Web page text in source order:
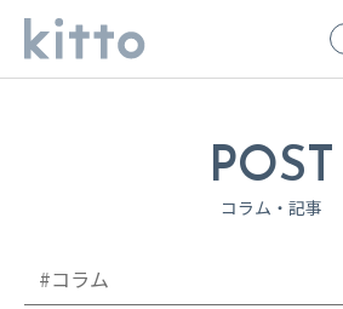
POST
コラム・記事